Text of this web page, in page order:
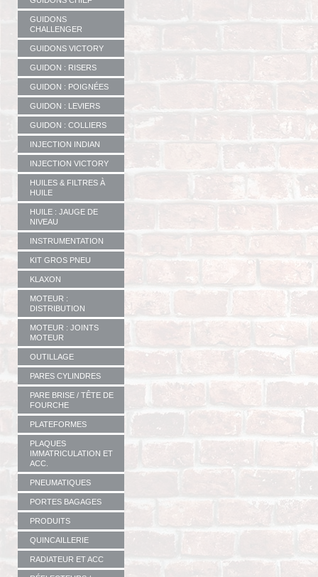
GUIDONS
CHALLENGER
GUIDONS VICTORY
GUIDON : RISERS
GUIDON : POIGNÉES
GUIDON : LEVIERS
GUIDON : COLLIERS
INJECTION INDIAN
INJECTION VICTORY
HUILES & FILTRES À
HUILE
HUILE : JAUGE DE
NIVEAU
INSTRUMENTATION
KIT GROS PNEU
KLAXON
MOTEUR :
DISTRIBUTION
MOTEUR : JOINTS
MOTEUR
OUTILLAGE
PARES CYLINDRES
PARE BRISE / TÊTE DE
FOURCHE
PLATEFORMES
PLAQUES
IMMATRICULATION ET
ACC.
PNEUMATIQUES
PORTES BAGAGES
PRODUITS
QUINCAILLERIE
RADIATEUR ET ACC